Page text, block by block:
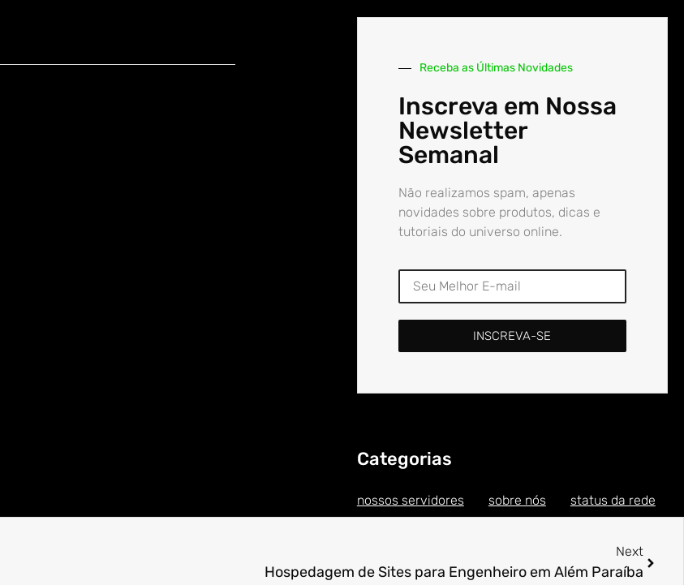
Receba as Últimas Novidades
Inscreva em Nossa
Newsletter
Semanal
Não realizamos spam, apenas
novidades sobre produtos, dicas e
tutoriais do universo online.
INSCREVA-SE
Categorias
nossos servidores sobre nós status da rede
Next
Hospedagem de Sites para Engenheiro em Além Paraíba